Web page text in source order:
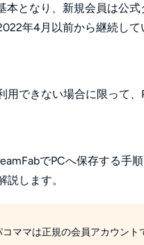
となり、新規会員は公
年4月以前から継続し
できない場合に限って
でPCへ保存する手
します。
コママは正規の会員アカウント